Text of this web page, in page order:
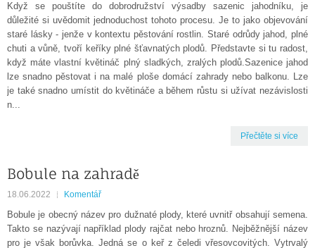
Když se pouštíte do dobrodružství výsadby sazenic jahodníku, je
důležité si uvědomit jednoduchost tohoto procesu. Je to jako objevování
staré lásky - jenže v kontextu pěstování rostlin. Staré odrůdy jahod, plné
chuti a vůně, tvoří keříky plné šťavnatých plodů. Představte si tu radost,
když máte vlastní květináč plný sladkých, zralých plodů.Sazenice jahod
lze snadno pěstovat i na malé ploše domácí zahrady nebo balkonu. Lze
je také snadno umístit do květináče a během růstu si užívat nezávislosti
n...
Přečtěte si více
Bobule na zahradě
18.06.2022 Komentář
Bobule je obecný název pro dužnaté plody, které uvnitř obsahují semena.
Takto se nazývají například plody rajčat nebo hroznů. Nejběžnější název
pro je však borůvka. Jedná se o keř z čeledi vřesovcovitých. Vytrvalý